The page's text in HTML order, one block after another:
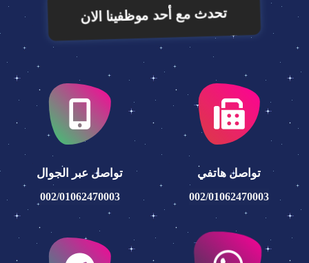
تحدث مع أحد موظفينا الان
تواصل هاتفي
002/01062470003
تواصل عبر الجوال
002/01062470003